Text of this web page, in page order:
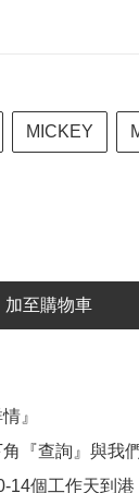
MICKEY
加至購物車
』
『查詢』與我
14個工作天到港